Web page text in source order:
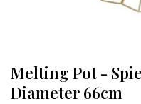
Melting Pot -
Diameter 66cm